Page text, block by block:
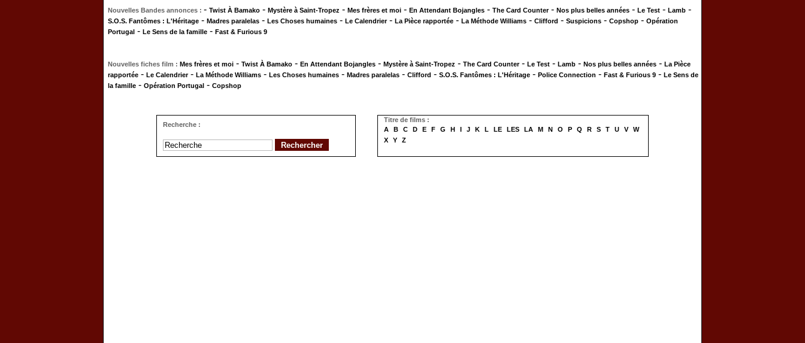
Nouvelles Bandes annonces : - Twist À Bamako - Mystère à Saint-Tropez - Mes frères et moi - En Attendant Bojangles - The Card Counter- Nos plus belles années - Le Test - Lamb -
S.O.S. Fantômes : L'Héritage - Madres paralelas - Les Choses humaines - Le Calendrier- La Pièce rapportée - La Méthode Williams - Clifford - Suspicions - Copshop - Opération
Portugal - Le Sens de la famille - Fast & Furious 9
Nouvelles fiches film : Mes frères et moi - Twist À Bamako - En Attendant Bojangles - Mystère à Saint-Tropez - The Card Counter- Le Test - Lamb - Nos plus belles années - La Pièce
rapportée - Le Calendrier- La Méthode Williams - Les Choses humaines - Madres paralelas - Clifford - S.O.S. Fantômes : L'Héritage - Police Connection - Fast & Furious 9 - Le Sens de
la famille - Opération Portugal - Copshop
Recherche :
Titre de films :
A
B C D E F G H I J K L LE LES LA M N O P Q R S T U V
W
X
Y Z